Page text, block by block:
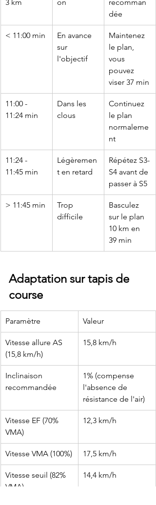
3 km
on
recomman
dée
< 11:00 min
En avance
sur
l'objectif
Maintenez
le plan,
vous
pouvez
viser 37 min
11:00 -
11:24 min
Dans les
clous
Continuez
le plan
normaleme
nt
11:24 -
11:45 min
Légèremen
t en retard
Répétez S3-
S4 avant de
passer à S5
> 11:45 min
Trop
difficile
Basculez
sur le plan
10 km en
39 min
Adaptation sur tapis de
course
Paramètre Valeur
Vitesse allure AS
(15,8 km/h)
15,8 km/h
Inclinaison
recommandée
1% (compense
l'absence de
résistance de l'air)
Vitesse EF (70%
VMA)
12,3 km/h
Vitesse VMA (100%) 17,5 km/h
Vitesse seuil (82%
VMA)
14,4 km/h